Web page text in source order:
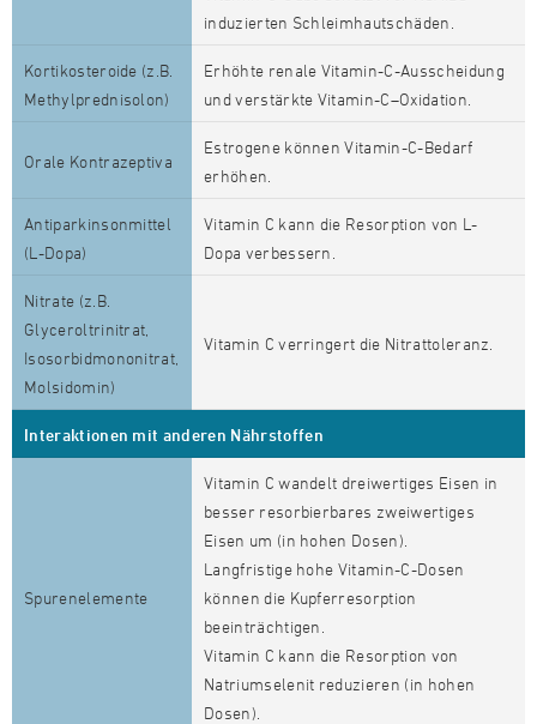
induzierten Schleimhautschäden.
Kortikosteroide (z.B.
Methylprednisolon)
Erhöhte renale Vitamin-C-Ausscheidung
und verstärkte Vitamin-C–Oxidation.
Orale Kontrazeptiva
Estrogene können Vitamin-C-Bedarf
erhöhen.
Antiparkinsonmittel
(L-Dopa)
Vitamin C kann die Resorption von L-
Dopa verbessern.
Nitrate (z.B.
Glyceroltrinitrat,
Isosorbidmononitrat,
Molsidomin)
Vitamin C verringert die Nitrattoleranz.
Interaktionen mit anderen Nährstoffen
Spurenelemente
Vitamin C wandelt dreiwertiges Eisen in
besser resorbierbares zweiwertiges
Eisen um (in hohen Dosen).
Langfristige hohe Vitamin-C-Dosen
können die Kupferresorption
beeinträchtigen.
Vitamin C kann die Resorption von
Natriumselenit reduzieren (in hohen
Dosen).